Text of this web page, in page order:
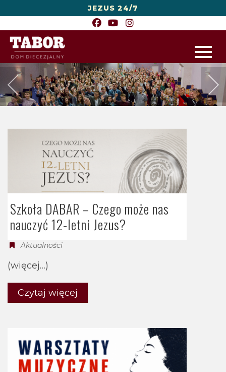
JEZUS 24/7
Szkoła DABAR – Czego może nas
nauczyć 12-letni Jezus?
Aktualności
(więcej…)
Czytaj więcej